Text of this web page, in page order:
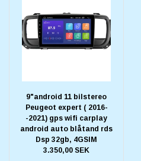
9"android 11 bilstereo
Peugeot expert ( 2016-
-2021) gps wifi carplay
android auto blåtand rds
Dsp 32gb, 4GSIM
3.350,00 SEK